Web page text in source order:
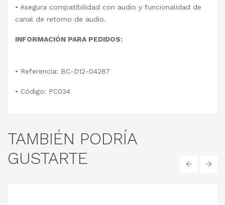
• Asegura compatibilidad con audio y funcionalidad de
canal de retorno de audio.
INFORMACIÓN PARA PEDIDOS:
• Referencia: BC-D12-04287
• Código: PC034
TAMBIÉN PODRÍA
GUSTARTE